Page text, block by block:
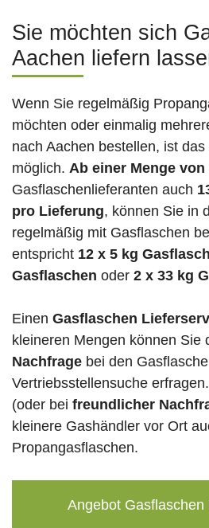
Sie möchten sich
Aachen liefern
Wenn Sie regelmäßig
möchten oder einmalig
nach Aachen bestellen, ist
möglich. Ab einer Menge von
Gasflaschenlieferanten auch
pro Lieferung, können Sie in
regelmäßig mit Gasflaschen
entspricht 12 x 5 kg
Gasflaschen oder 2 x 33 kg
Einen Gasflaschen
kleineren Mengen können Sie
Nachfrage bei den
Vertriebsstellensuche
(oder bei freundlicher
kleinere Gashändler vor Ort
Propangasflaschen.
Angebot Gasflaschen